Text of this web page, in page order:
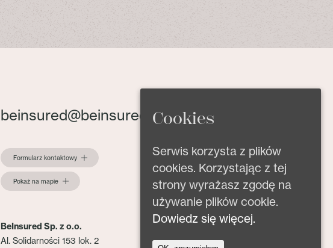
beinsured@beinsured.pl
Formularz kontaktowy
Pokaż na mapie
BeInsured Sp. z o.o.
Al. Solidarności 153 lok. 2
Cookies
Serwis korzysta z plików
cookies. Korzystając z tej
strony wyrażasz zgodę na
używanie plików cookie.
Dowiedz się więcej.